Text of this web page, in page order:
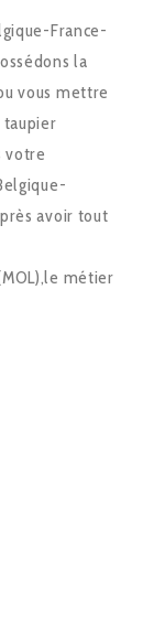
France-
la
vous mettre
taupier
votre
avoir tout
métier